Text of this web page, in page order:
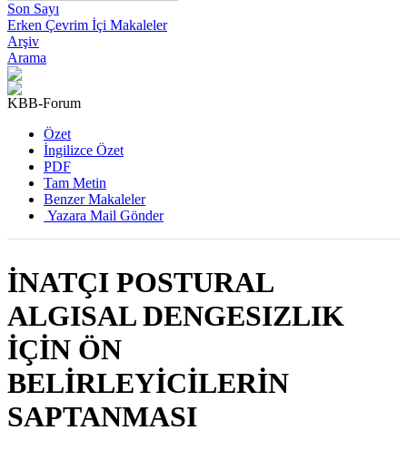
Son Sayı
Erken Çevrim İçi Makaleler
Arşiv
Arama
KBB-Forum
Özet
İngilizce Özet
PDF
Tam Metin
Benzer Makaleler
Yazara Mail Gönder
İNATÇI POSTURAL
ALGISAL DENGESIZLIK
İÇİN ÖN
BELİRLEYİCİLERİN
SAPTANMASI